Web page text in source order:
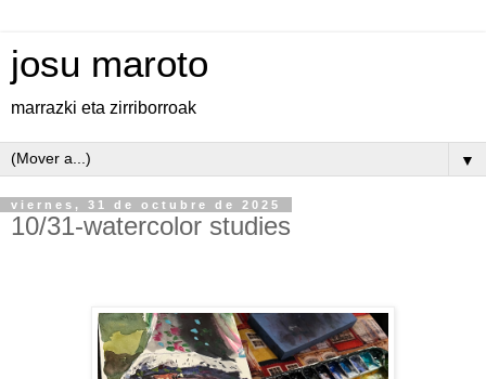
josu maroto
marrazki eta zirriborroak
▼
viernes, 31 de octubre de 2025
10/31-watercolor studies